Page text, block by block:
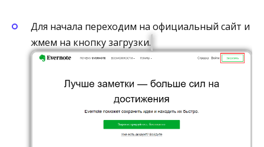
Для начала переходим на официальный сайт и
жмем на кнопку загрузки.